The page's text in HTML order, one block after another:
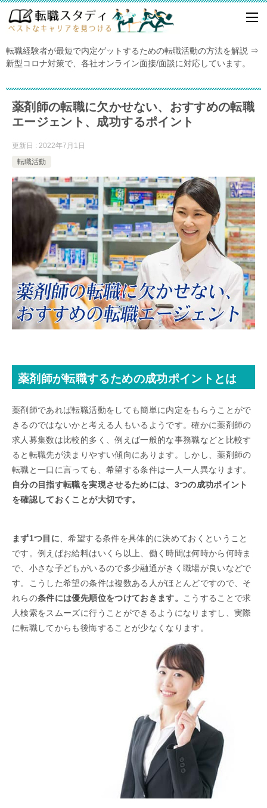
転職経験者が最短で内定ゲットするための転職活動の方法を解説 ⇒
新型コロナ対策で、各社オンライン面接/面談に対応しています。
薬剤師の転職に欠かせない、おすすめの転職
エージェント、成功するポイント
更新日 : 2022年7月1日
転職活動
薬剤師が転職するための成功ポイントとは
薬剤師であれば転職活動をしても簡単に内定をもらうことがで
きるのではないかと考える人もいるようです。確かに薬剤師の
求人募集数は比較的多く、例えば一般的な事務職などと比較す
ると転職先が決まりやすい傾向にあります。しかし、薬剤師の
転職と一口に言っても、希望する条件は一人一人異なります。
自分の目指す転職を実現させるためには、3つの成功ポイント
を確認しておくことが大切です。
まず1つ目に、希望する条件を具体的に決めておくということ
です。例えばお給料はいくら以上、働く時間は何時から何時ま
で、小さな子どもがいるので多少融通がきく職場が良いなどで
す。こうした希望の条件は複数ある人がほとんどですので、そ
れらの条件には優先順位をつけておきます。 こうすることで求
人検索をスムーズに行うことができるようになりますし、実際
に転職してからも後悔することが少なくなります。